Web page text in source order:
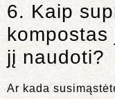
6. Kaip
jį naudoti?
Ar kada